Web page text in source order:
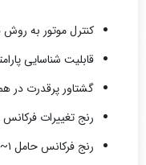
کنترل موتور به
قابلیت شناسایی
گشتاور پرقدرت در
رنج تغییرات فرکانس
رنج فرکانس حامل ۱~۱۵